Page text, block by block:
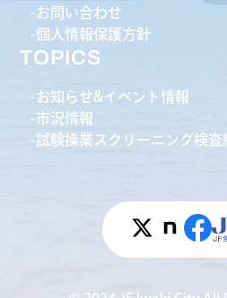
お問い合わせ
個人情報保護方針
TOPICS
お知らせ&イベント情報
市況情報
試験操業スクリーニング検査